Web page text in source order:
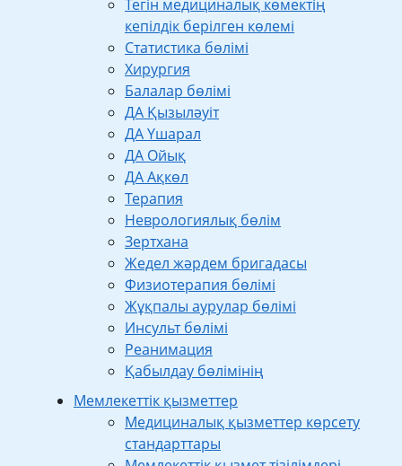
Тегін медициналық көмектің
кепілдік берілген көлемі
Статистика бөлімі
Хирургия
Балалар бөлімі
ДА Қызыләуіт
ДА Үшарал
ДА Ойық
ДА Ақкөл
Терапия
Неврологиялық бөлім
Зертхана
Жедел жәрдем бригадасы
Физиотерапия бөлімі
Жұқпалы аурулар бөлімі
Инсульт бөлімі
Реанимация
Қабылдау бөлімінің
Мемлекеттік қызметтер
Медициналық қызметтер көрсету
стандарттары